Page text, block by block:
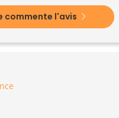
commente l'avis